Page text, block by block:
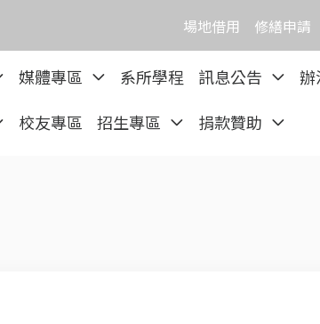
場地借用 修繕申請
媒體專區 系所學程 訊息公告 辦
校友專區 招生專區 捐款贊助